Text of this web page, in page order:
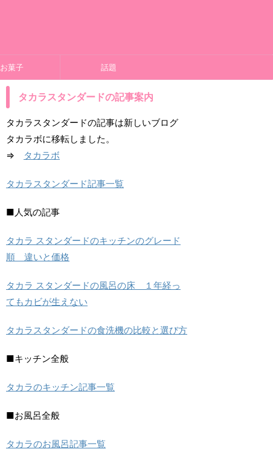
お菓子 話題
タカラスタンダードの記事案内
タカラスタンダードの記事は新しいブログ
タカラボに移転しました。
⇒
タカラボ
タカラスタンダード記事一覧
■人気の記事
タカラ スタンダードのキッチンのグレード
順 違いと価格
タカラ スタンダードの風呂の床 １年経っ
てもカビが生えない
タカラスタンダードの食洗機の比較と選び方
■キッチン全般
タカラのキッチン記事一覧
■お風呂全般
タカラのお風呂記事一覧